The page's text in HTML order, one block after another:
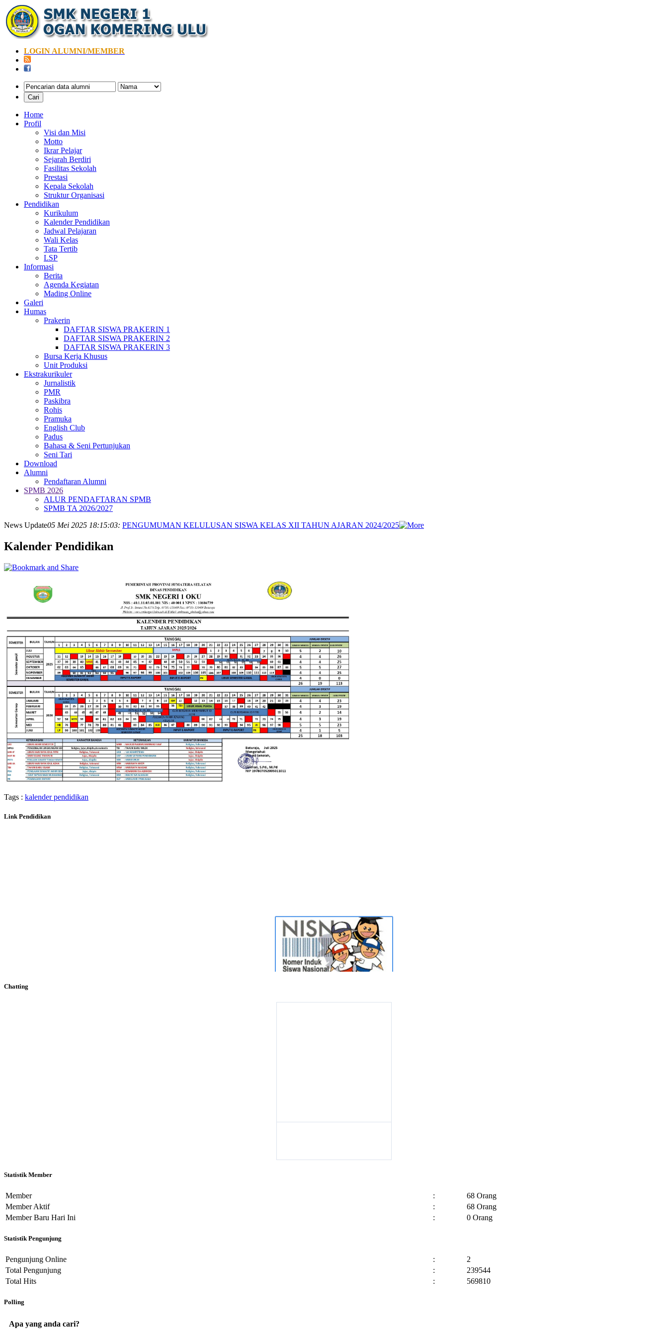
LOGIN ALUMNI/MEMBER
Home
Profil
Visi dan Misi
Motto
Ikrar Pelajar
Sejarah Berdiri
Fasilitas Sekolah
Prestasi
Kepala Sekolah
Struktur Organisasi
Pendidikan
Kurikulum
Kalender Pendidikan
Jadwal Pelajaran
Wali Kelas
Tata Tertib
LSP
Informasi
Berita
Agenda Kegiatan
Mading Online
Galeri
Humas
Prakerin
DAFTAR SISWA PRAKERIN 1
DAFTAR SISWA PRAKERIN 2
DAFTAR SISWA PRAKERIN 3
Bursa Kerja Khusus
Unit Produksi
Ekstrakurikuler
Jurnalistik
PMR
Paskibra
Rohis
Pramuka
English Club
Padus
Bahasa & Seni Pertunjukan
Seni Tari
Download
Alumni
Pendaftaran Alumni
SPMB 2026
ALUR PENDAFTARAN SPMB
SPMB TA 2026/2027
News Update05 Mei 2025 18:15:03: PENGUMUMAN KELULUSAN SISWA KELAS XII TAHUN AJARAN 2024/2025
Kalender Pendidikan
Tags : kalender pendidikan
Link Pendidikan
Chatting
Statistik Member
Member :
68 Orang
Member Aktif
:
68 Orang
Member Baru Hari Ini
: 0 Orang
Statistik Pengunjung
Pengunjung Online :
2
Total Pengunjung
:
239544
Total Hits
: 569810
Polling
Apa yang anda cari?